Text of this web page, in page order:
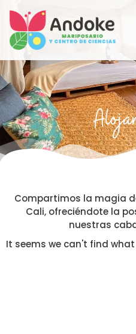
Compartimos la magia
Cali, ofreciéndote la
nuestras
It seems we can't find